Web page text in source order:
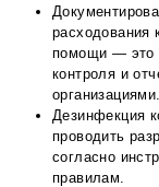
расходования
помощи — это
контроля и
организациями.
Дезинфекция
проводить
согласно
правилам.